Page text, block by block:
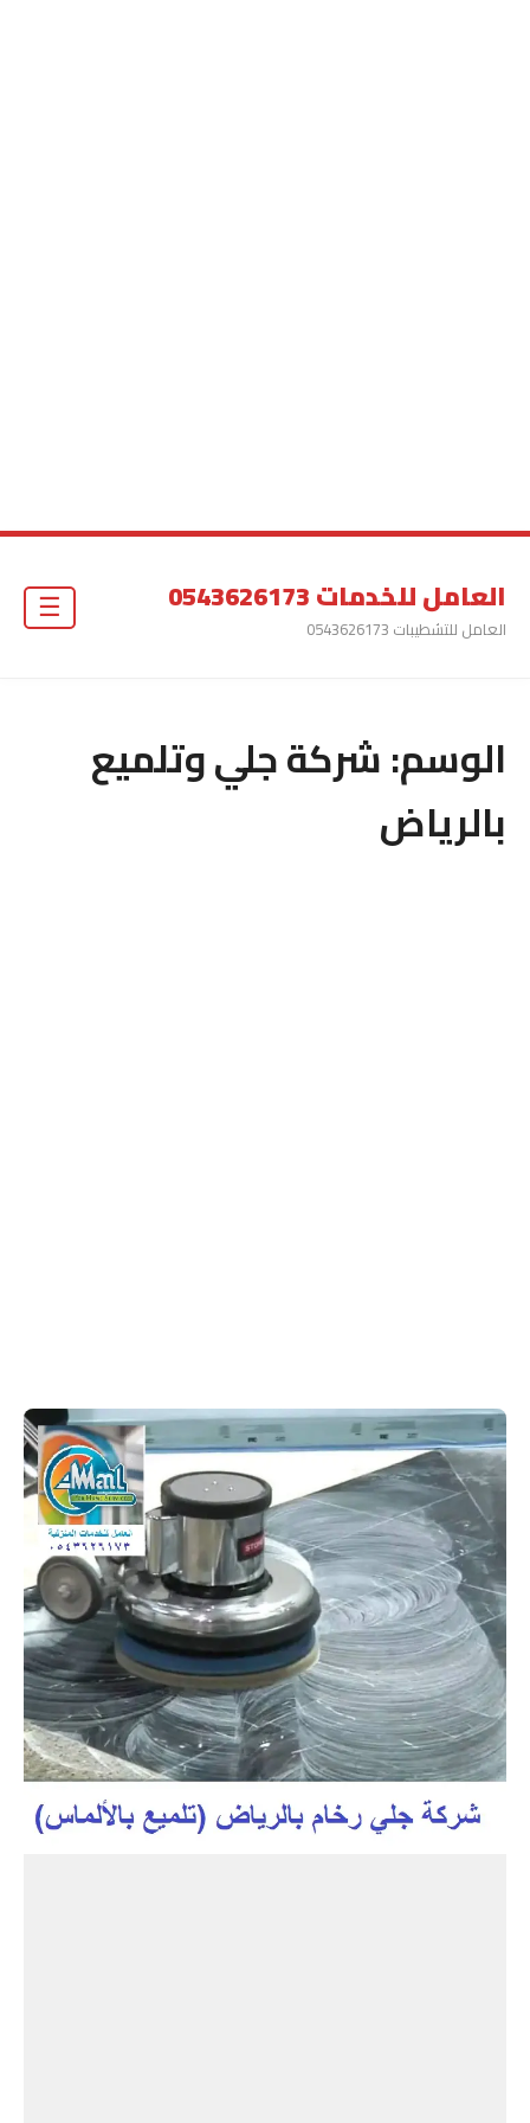
العامل للخدمات 0543626173
العامل للتشطيبات 0543626173
الوسم:شركة جلي وتلميع
بالرياض